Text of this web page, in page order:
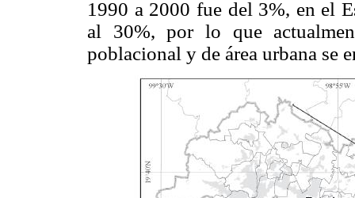
1990 a 2000 fue del 3%, en el
al 30%, por lo que
poblacional y de área urbana se